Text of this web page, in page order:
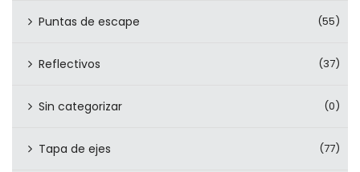
Puntas de escape (55)
Reflectivos (37)
Sin categorizar (0)
Tapa de ejes (77)